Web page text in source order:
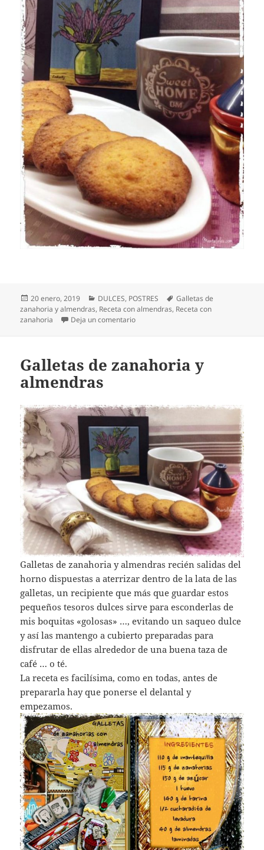
Publicado
el
20 enero, 2019 Categorías
DULCES, POSTRES Etiquetas
Galletas de
zanahoria y almendras, Receta con almendras, Receta con
zanahoria
Deja un comentarioen Galletas de zanahoria y almendras
Galletas de zanahoria y
almendras
Galletas de zanahoria y almendras recién salidas del
horno dispuestas a aterrizar dentro de la lata de las
galletas, un recipiente que más que guardar estos
pequeños tesoros dulces sirve para esconderlas de
mis boquitas «golosas» …, evitando un saqueo dulce
y así las mantengo a cubierto preparadas para
disfrutar de ellas alrededor de una buena taza de
café … o té.
La receta es facilísima, como en todas, antes de
prepararla hay que ponerse el delantal y
empezamos.